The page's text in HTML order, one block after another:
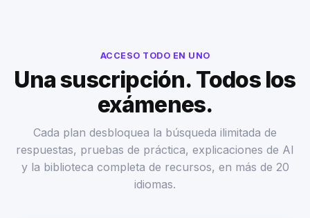
ACCESO TODO EN UNO
Una suscripción. Todos los
exámenes.
Cada plan desbloquea la búsqueda ilimitada de
respuestas, pruebas de práctica, explicaciones de AI
y la biblioteca completa de recursos, en más de 20
idiomas.